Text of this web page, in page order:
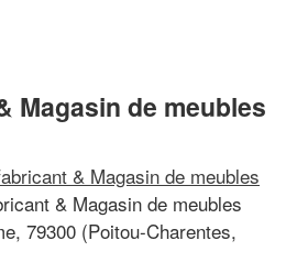
Magasin de meubles
& Magasin de meubles
& Magasin de meubles
79300 (Poitou-Charentes,